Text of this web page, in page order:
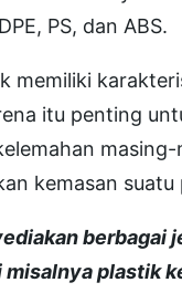
PS, dan ABS.
memiliki
itu penting
masing-
kemasan suatu
berbagai
misalnya plastik